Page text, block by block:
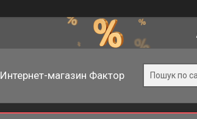
Интернет-магазин Фактор